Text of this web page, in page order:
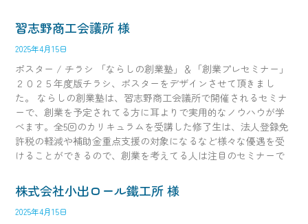
習志野商工会議所 様
2025年4月15日
ポスター / チラシ 「ならしの創業塾」＆「創業プレセミナー」
２０２５年度版チラシ、ポスターをデザインさせて頂きまし
た。 ならしの創業塾は、習志野商工会議所で開催されるセミナ
ーで、創業を予定されてる方に耳よりで実用的なノウハウが学
べます。全5回のカリキュラムを受講した修了生は、法人登録免
許税の軽減や補助金重点支援の対象になるなど様々な優遇を受
けることができるので、創業を考えてる人は注目のセミナーで
株式会社小出ロール鐵工所 様
2025年4月15日